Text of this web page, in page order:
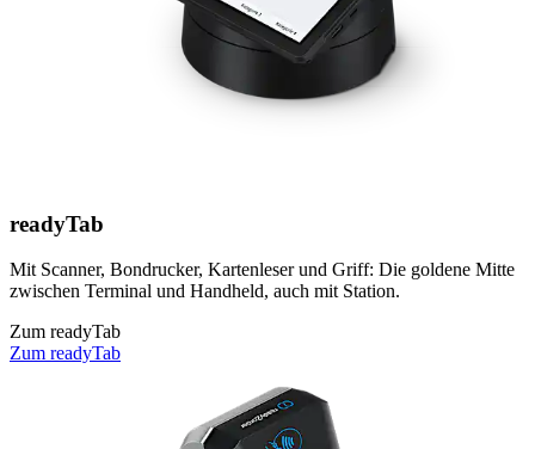
readyTab
Mit Scanner, Bondrucker, Kartenleser und Griff: Die goldene Mitte
zwischen Terminal und Handheld, auch mit Station.
Zum readyTab
Zum readyTab